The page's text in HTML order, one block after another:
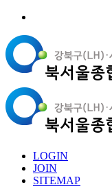
LOGIN
JOIN
SITEMAP